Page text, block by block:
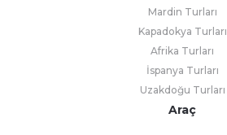
Mardin Turları
Kapadokya Turları
Afrika Turları
İspanya Turları
Uzakdoğu Turları
Araç